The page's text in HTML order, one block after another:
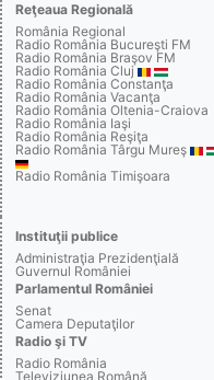
Reţeaua Regională
România Regional
Radio România Bucureşti FM
Radio România Braşov FM
Radio România Cluj
Radio România Constanţa
Radio România Vacanţa
Radio România Oltenia-Craiova
Radio România Iaşi
Radio România Reşiţa
Radio România Târgu Mureş
Radio România Timişoara
Instituţii publice
Administraţia Prezidenţială
Guvernul României
Parlamentul României
Senat
Camera Deputaţilor
Radio şi TV
Radio România
Televiziunea Română